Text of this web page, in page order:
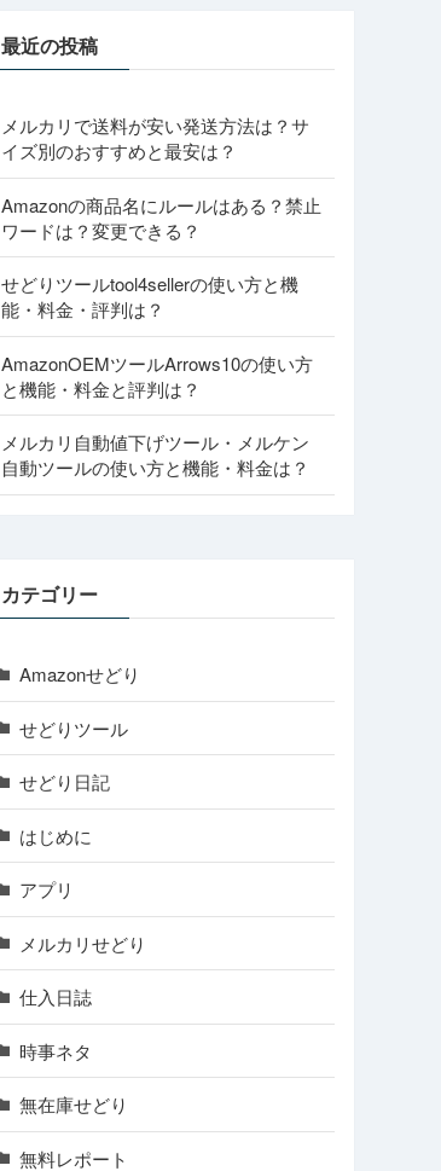
最近の投稿
メルカリで送料が安い発送方法は？サ
イズ別のおすすめと最安は？
Amazonの商品名にルールはある？禁止
ワードは？変更できる？
せどりツールtool4sellerの使い方と機
能・料金・評判は？
AmazonOEMツールArrows10の使い方
と機能・料金と評判は？
メルカリ自動値下げツール・メルケン
自動ツールの使い方と機能・料金は？
カテゴリー
Amazonせどり
せどりツール
せどり日記
はじめに
アプリ
メルカリせどり
仕入日誌
時事ネタ
無在庫せどり
無料レポート